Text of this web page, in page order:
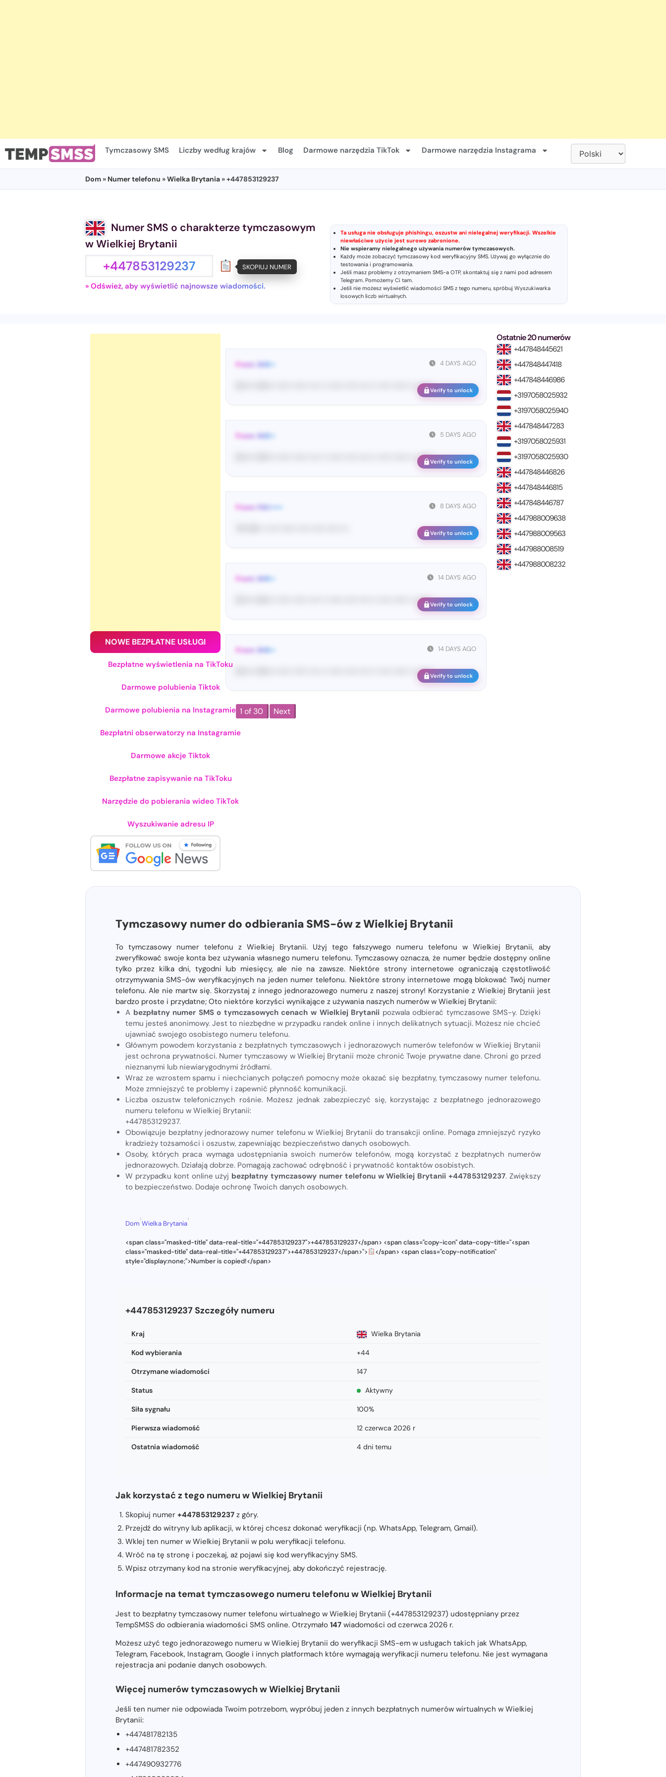
Tymczasowy SMS Liczby według krajów Blog Darmowe narzędzia TikTok Darmowe narzędzia Instagrama
Dom » Numer telefonu »Wielka Brytania » +447853129237
Numer SMS o charakterze tymczasowym
w Wielkiej Brytanii
+447853129237 SKOPIUJ NUMER
» Odśwież, aby wyświetlić najnowsze wiadomości.
Ta usługa nie obsługuje phishingu, oszustw ani nielegalnej weryfikacji. Wszelkie
niewłaściwe użycie jest surowo zabronione.
Nie wspieramy nielegalnego używania numerów tymczasowych.
Każdy może zobaczyć tymczasowy kod weryfikacyjny SMS. Używaj go wyłącznie do
testowania i programowania.
Jeśli masz problemy z otrzymaniem SMS-a OTP, skontaktuj się z nami pod adresem
Telegram. Pomożemy Ci tam.
Jeśli nie możesz wyświetlić wiadomości SMS z tego numeru, spróbuj Wyszukiwarka
losowych liczb wirtualnych.
NOWE BEZPŁATNE USŁUGI
Bezpłatne wyświetlenia na TikToku
Darmowe polubienia Tiktok
Darmowe polubienia na Instagramie
Bezpłatni obserwatorzy na Instagramie
Darmowe akcje Tiktok
Bezpłatne zapisywanie na TikToku
Narzędzie do pobierania wideo TikTok
Wyszukiwanie adresu IP
4 DAYS AGO
From: SHE••
[S••••• SH••• •••••• •••••• •••• •• •••••• ••••• •••• •• ••••• •••••• •• ••••••Verify to unlock
5 DAYS AGO
From: SHE••
[S••••• SH••• •••••• •••••• •••• •• •••••• ••••• •••• •• ••••• •••••• •• ••••••Verify to unlock
8 DAYS AGO
From: FAC•••••
Verify to unlock
14 DAYS AGO
From: SHE••
[S••••• SH••• •••••• •••••• •••• •• •••••• ••••• •••• •• ••••• •••••• •• ••••••Verify to unlock
14 DAYS AGO
From: SHE••
[S••••• SH••• •••••• •••••• •••• •• •••••• ••••• •••• •• ••••• •••••• •• ••••••Verify to unlock
1 of 30 Next
Ostatnie 20 numerów
+447848445621
+447848447418
+447848446986
+3197058025932
+3197058025940
+447848447283
+3197058025931
+3197058025930
+447848446826
+447848446815
+447848446787
+447988009638
+447988009563
+447988008519
+447988008232
Tymczasowy numer do odbierania SMS-ów z Wielkiej Brytanii
To tymczasowy numer telefonu z Wielkiej Brytanii. Użyj tego fałszywego numeru telefonu w Wielkiej Brytanii, aby
zweryfikować swoje konta bez używania własnego numeru telefonu. Tymczasowy oznacza, że ​​numer będzie dostępny online
tylko przez kilka dni, tygodni lub miesięcy, ale nie na zawsze. Niektóre strony internetowe ograniczają częstotliwość
otrzymywania SMS-ów weryfikacyjnych na jeden numer telefonu. Niektóre strony internetowe mogą blokować Twój numer
telefonu. Ale nie martw się. Skorzystaj z innego jednorazowego numeru z naszej strony! Korzystanie z Wielkiej Brytanii jest
bardzo proste i przydatne; Oto niektóre korzyści wynikające z używania naszych numerów w Wielkiej Brytanii:
A bezpłatny numer SMS o tymczasowych cenach w Wielkiej Brytanii pozwala odbierać tymczasowe SMS-y. Dzięki
temu jesteś anonimowy. Jest to niezbędne w przypadku randek online i innych delikatnych sytuacji. Możesz nie chcieć
ujawniać swojego osobistego numeru telefonu.
Głównym powodem korzystania z bezpłatnych tymczasowych i jednorazowych numerów telefonów w Wielkiej Brytanii
jest ochrona prywatności. Numer tymczasowy w Wielkiej Brytanii może chronić Twoje prywatne dane. Chroni go przed
nieznanymi lub niewiarygodnymi źródłami.
Wraz ze wzrostem spamu i niechcianych połączeń pomocny może okazać się bezpłatny, tymczasowy numer telefonu.
Może zmniejszyć te problemy i zapewnić płynność komunikacji.
Liczba oszustw telefonicznych rośnie. Możesz jednak zabezpieczyć się, korzystając z bezpłatnego jednorazowego
numeru telefonu w Wielkiej Brytanii:
+447853129237.
Obowiązuje bezpłatny jednorazowy numer telefonu w Wielkiej Brytanii do transakcji online. Pomaga zmniejszyć ryzyko
kradzieży tożsamości i oszustw, zapewniając bezpieczeństwo danych osobowych.
Osoby, których praca wymaga udostępniania swoich numerów telefonów, mogą korzystać z bezpłatnych numerów
jednorazowych. Działają dobrze. Pomagają zachować odrębność i prywatność kontaktów osobistych.
W przypadku kont online użyj bezpłatny tymczasowy numer telefonu w Wielkiej Brytanii +447853129237. Zwiększy
to bezpieczeństwo. Dodaje ochronę Twoich danych osobowych.
Dom
›
Wielka Brytania
›
<span class="masked-title" data-real-title="+447853129237">+447853129237</span> <span class="copy-icon" data-copy-title="<span
class="masked-title" data-real-title="+447853129237">+447853129237</span>">
</span> <span class="copy-notification"
style="display:none;">Number is copied!</span>
+447853129237 Szczegóły numeru
Kraj Wielka Brytania
Kod wybierania +44
Otrzymane wiadomości 147
Status Aktywny
Siła sygnału 100%
Pierwsza wiadomość 12 czerwca 2026 r
Ostatnia wiadomość 4 dni temu
Jak korzystać z tego numeru w Wielkiej Brytanii
Skopiuj numer +447853129237 z góry.
Przejdź do witryny lub aplikacji, w której chcesz dokonać weryfikacji (np. WhatsApp, Telegram, Gmail).
Wklej ten numer w Wielkiej Brytanii w polu weryfikacji telefonu.
Wróć na tę stronę i poczekaj, aż pojawi się kod weryfikacyjny SMS.
Wpisz otrzymany kod na stronie weryfikacyjnej, aby dokończyć rejestrację.
Informacje na temat tymczasowego numeru telefonu w Wielkiej Brytanii
Jest to bezpłatny tymczasowy numer telefonu wirtualnego w Wielkiej Brytanii (+447853129237) udostępniany przez
TempSMSS do odbierania wiadomości SMS online. Otrzymało 147 wiadomości od czerwca 2026 r.
Możesz użyć tego jednorazowego numeru w Wielkiej Brytanii do weryfikacji SMS-em w usługach takich jak WhatsApp,
Telegram, Facebook, Instagram, Google i innych platformach które wymagają weryfikacji numeru telefonu. Nie jest wymagana
rejestracja ani podanie danych osobowych.
Więcej numerów tymczasowych w Wielkiej Brytanii
Jeśli ten numer nie odpowiada Twoim potrzebom, wypróbuj jeden z innych bezpłatnych numerów wirtualnych w Wielkiej
Brytanii:
+447481782135
+447481782352
+447490932776